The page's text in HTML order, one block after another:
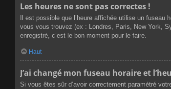
Les heures ne sont pas correctes !
Il est possible que l’heure affichée utilise un
vous vous trouvez (ex : Londres, Paris, New York,
enregistré, c’est le bon moment pour le faire.
Haut
J’ai changé mon fuseau horaire et
Si vous êtes sûr d’avoir correctement paramétré